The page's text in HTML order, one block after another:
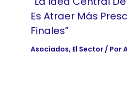
Es Atraer Más
Finales”
Asociados, El Sector/ Por